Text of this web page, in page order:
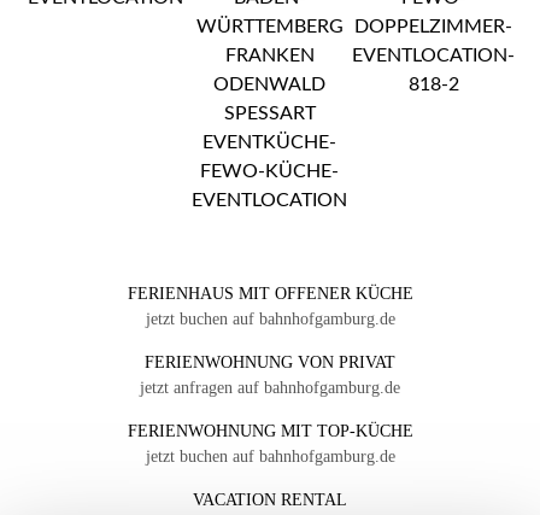
FERIENHAUS MIT OFFENER KÜCHE
jetzt buchen auf bahnhofgamburg.de
FERIENWOHNUNG VON PRIVAT
jetzt anfragen auf bahnhofgamburg.de
FERIENWOHNUNG MIT TOP-KÜCHE
jetzt buchen auf bahnhofgamburg.de
VACATION RENTAL